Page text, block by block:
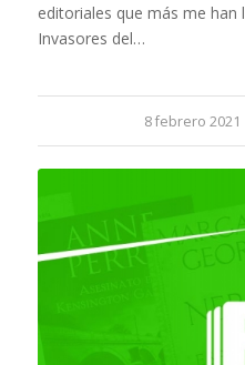
editoriales que más me han
Invasores del…
8 febrero 2021
/